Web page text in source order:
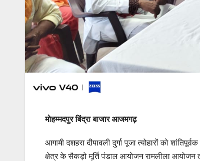
मोहम्मदपुर बिंद्रा बाजार आजमगढ़
आगामी दशहरा दीपावली दुर्गा पूजा त्योहारों को
क्षेत्र के सैकड़ो मूर्ति पंडाल आयोजन रामलीला